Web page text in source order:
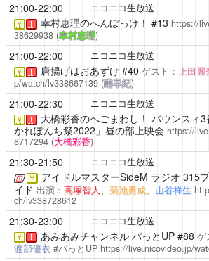
21:00-22:00 ニコニコ生放送
￥ ！ 幸村恵理のへんぼっけ！ #13 https://
38629938 (幸村恵理)
21:00-22:00 ニコニコ生放送
￥ ！ 唐揚げはおあずけ #40 ゲスト： 上田麗
p/watch/lv338667139 (南早紀)
21:00-22:30 ニコニコ生放送
￥ ！ 大橋彩香のへごまわし！ バウンスィ3
かれぽんち祭2022」昼の部上映会 https://
8717294 (大橋彩香)
21:30-21:50 ニコニコ生放送
￥ アイドルマスターSideM ラジオ 315
イド 出演： 高塚智人、 菊池勇成、 山谷祥生
ch/lv338728612
21:30-23:00 ニコニコ生放送
￥ ！ あみあみチャンネルパっとUP #88 ゲ
渡部優衣 #パっとUP https://live.nicovideo.jp/